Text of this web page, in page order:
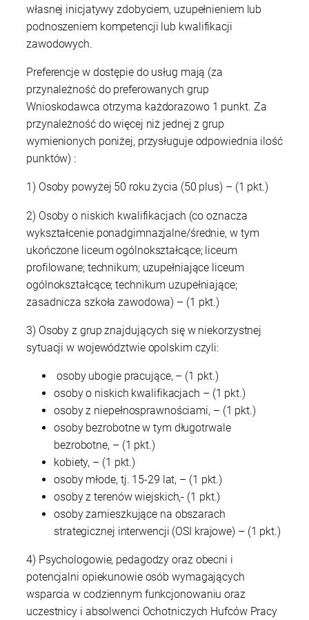
własnej inicjatywy zdobyciem, uzupełnieniem lub
podnoszeniem kompetencji lub kwalifikacji
zawodowych.
Preferencje w dostępie do usług mają (za
przynależność do preferowanych grup
Wnioskodawca otrzyma każdorazowo 1 punkt. Za
przynależność do więcej niż jednej z grup
wymienionych poniżej, przysługuje odpowiednia ilość
punktów) :
1) Osoby powyżej 50 roku życia (50 plus) – (1 pkt.)
2) Osoby o niskich kwalifikacjach (co oznacza
wykształcenie ponadgimnazjalne/średnie, w tym
ukończone liceum ogólnokształcące; liceum
profilowane; technikum; uzupełniające liceum
ogólnokształcące; technikum uzupełniające;
zasadnicza szkoła zawodowa) – (1 pkt.)
3) Osoby z grup znajdujących się w niekorzystnej
sytuacji w województwie opolskim czyli:
osoby ubogie pracujące, – (1 pkt.)
osoby o niskich kwalifikacjach – (1 pkt.)
osoby z niepełnosprawnościami, – (1 pkt.)
osoby bezrobotne w tym długotrwale
bezrobotne, – (1 pkt.)
kobiety, – (1 pkt.)
osoby młode, tj. 15-29 lat, – (1 pkt.)
osoby z terenów wiejskich,- (1 pkt.)
osoby zamieszkujące na obszarach
strategicznej interwencji (OSI krajowe) – (1 pkt.)
4) Psychologowie, pedagodzy oraz obecni i
potencjalni opiekunowie osób wymagających
wsparcia w codziennym funkcjonowaniu oraz
uczestnicy i absolwenci Ochotniczych Hufców Pracy